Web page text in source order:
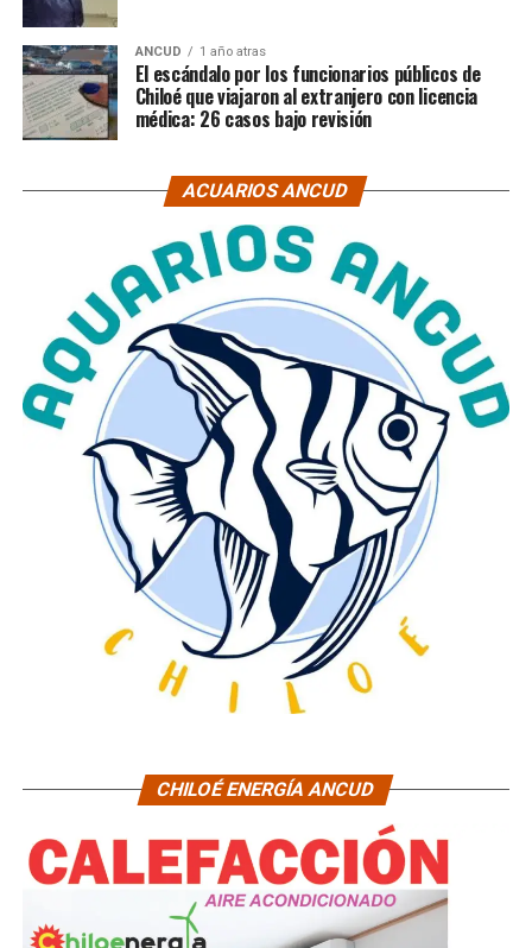
ANCUD 1 año atras
El escándalo por los funcionarios públicos de
Chiloé que viajaron al extranjero con licencia
médica: 26 casos bajo revisión
ACUARIOS ANCUD
CHILOÉ ENERGÍA ANCUD